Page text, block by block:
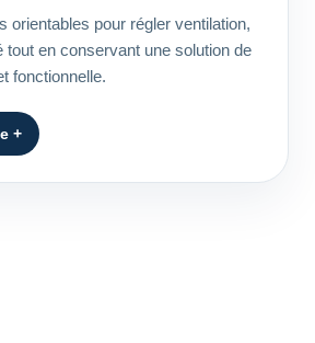
orientables pour régler ventilation,
tout en conservant une solution de
fonctionnelle.
+